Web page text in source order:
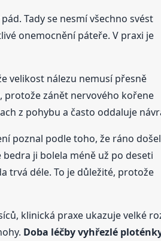
Tady se nesmí všechno svést
onemocnění páteře. V praxi je
velikost nálezu nemusí přesně
protože zánět nervového kořene
z pohybu a často oddaluje
poznal podle toho, že ráno došel
ji bolela méně už po deseti
trvá déle. To je důležité, protože
klinická praxe ukazuje velké
Doba léčby vyhřezlé